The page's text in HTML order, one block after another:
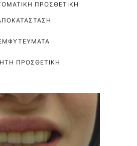
ΠΡΟΣΘΕΤΙΚΉ
ΠΡΟΣΘΕΤΙΚΉ